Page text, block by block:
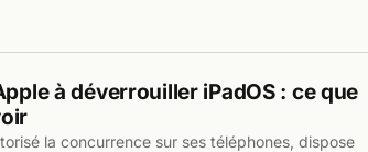
à déverrouiller iPadOS : ce que
la concurrence sur ses téléphones, dispose